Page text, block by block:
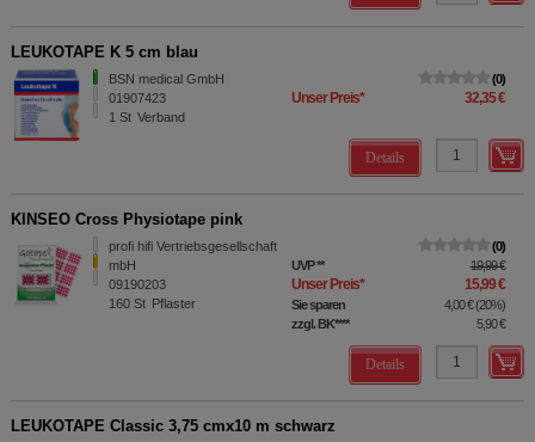
LEUKOTAPE K 5 cm blau
BSN medical GmbH
01907423
1 St Verband
0
Unser Preis* 32,35 €
Details
KINSEO Cross Physiotape pink
profi hifi Vertriebsgesellschaft
mbH
09190203
160 St Pflaster
0
UVP** 19,99 €
Unser Preis* 15,99 €
Sie sparen 4,00 €(20%)
zzgl. BK**** 5,90 €
Details
LEUKOTAPE Classic 3,75 cmx10 m schwarz